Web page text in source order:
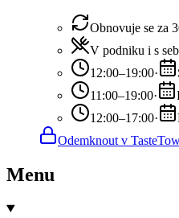
Obnovuje se za
V podniku i s
12:00–19:00·
11:00–19:00·
12:00–17:00·
Odemknout v
Menu